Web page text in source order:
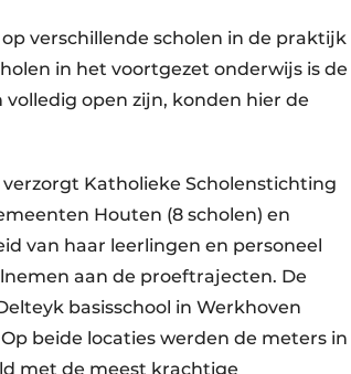
verschillende scholen in de praktijk
in het voortgezet onderwijs is de
open zijn, konden hier de
Katholieke Scholenstichting
Houten (8 scholen) en
van haar leerlingen en personeel
aan de proeftrajecten. De
basisschool in Werkhoven
beide locaties werden de meters in
met de meest krachtige